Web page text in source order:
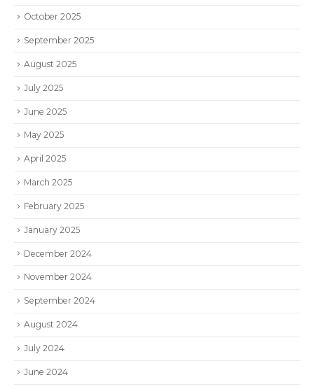
October 2025
September 2025
August 2025
July 2025
June 2025
May 2025
April 2025
March 2025
February 2025
January 2025
December 2024
November 2024
September 2024
August 2024
July 2024
June 2024